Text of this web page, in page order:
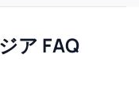
ア FAQ